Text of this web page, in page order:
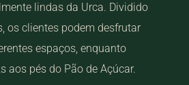
lindas da Urca. Dividido
os clientes podem desfrutar
espaços, enquanto
aos pés do Pão de Açúcar.